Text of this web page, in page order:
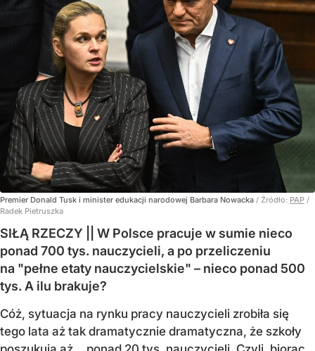
Premier Donald Tusk i minister edukacji narodowej Barbara Nowacka / Źródło: PAP /
Radek Pietruszka
SIŁĄ RZECZY || W Polsce pracuje w sumie nieco
ponad 700 tys. nauczycieli, a po przeliczeniu
na "pełne etaty nauczycielskie" – nieco ponad 500
tys. A ilu brakuje?
Cóż, sytuacja na rynku pracy nauczycieli zrobiła się
tego lata aż tak dramatycznie dramatyczna, że szkoły